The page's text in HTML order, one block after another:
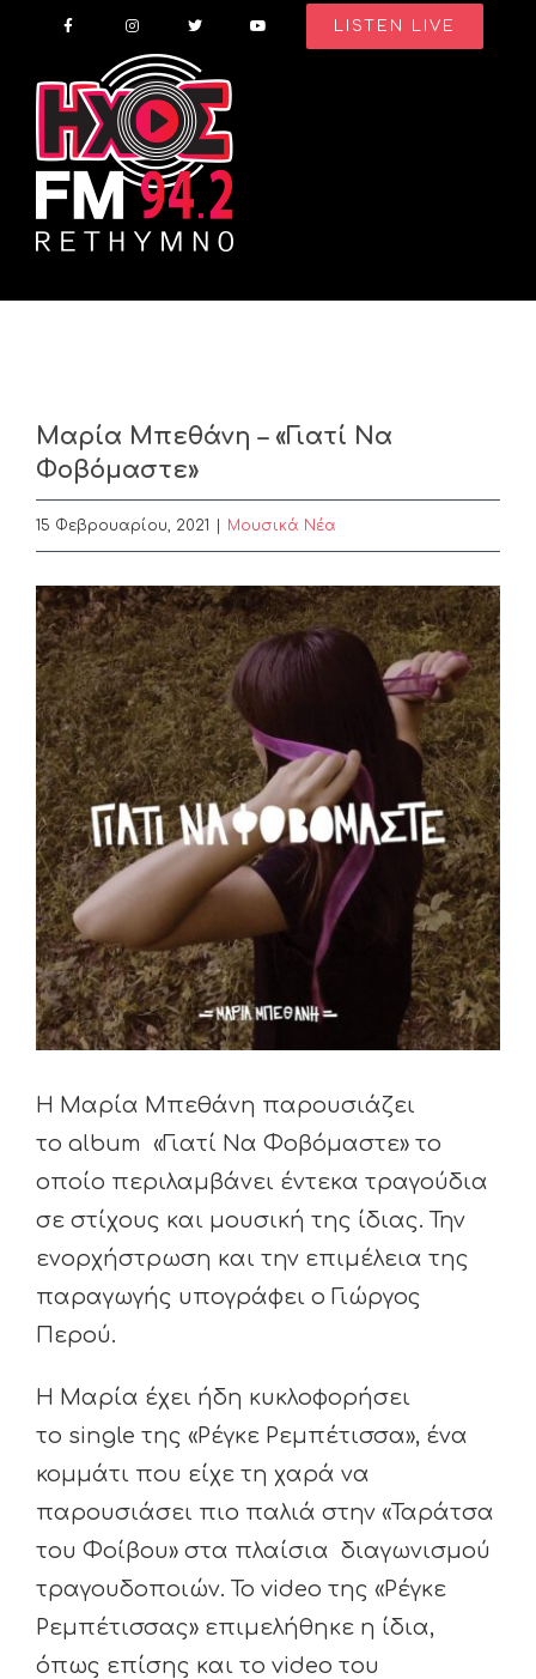
content
LISTEN LIVE
Μαρία Μπεθάνη – «Γιατί Να
Φοβόμαστε»
15 Φεβρουαρίου, 2021 Μουσικά Νέα
View
Larger
Image
H Μαρία Μπεθάνη παρουσιάζει
το album «Γιατί Να Φοβόμαστε» το
οποίο περιλαμβάνει έντεκα τραγούδια
σε στίχους και μουσική της ίδιας. Την
ενορχήστρωση και την επιμέλεια της
παραγωγής υπογράφει ο Γιώργος
Περού.
Η Μαρία έχει ήδη κυκλοφορήσει
το single της «Ρέγκε Ρεμπέτισσα», ένα
κομμάτι που είχε τη χαρά να
παρουσιάσει πιο παλιά στην «Ταράτσα
του Φοίβου» στα πλαίσια διαγωνισμού
τραγουδοποιών. Το video της «Ρέγκε
Ρεμπέτισσας» επιμελήθηκε η ίδια,
όπως επίσης και το video του